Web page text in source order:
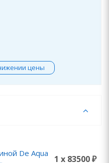
цены
De Aqua
1 x 83500 ₽